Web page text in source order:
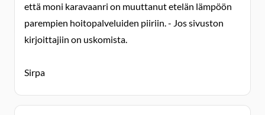
että moni karavaanri on muuttanut etelän lämpöön
parempien hoitopalveluiden piiriin. - Jos sivuston
kirjoittajiin on uskomista.
Sirpa